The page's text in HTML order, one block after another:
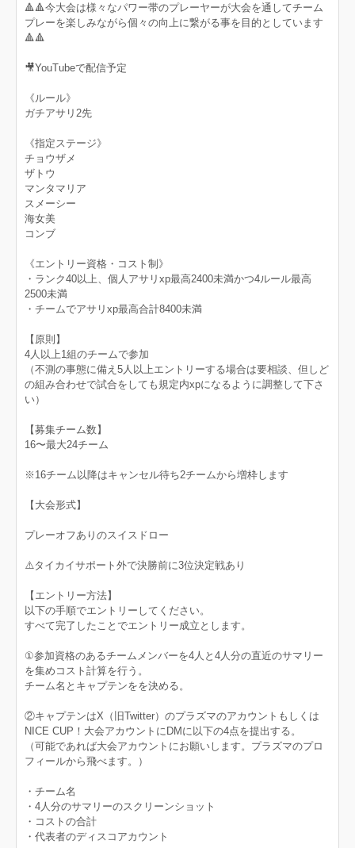
🔺🔺今大会は様々なパワー帯のプレーヤーが大会を通してチーム
プレーを楽しみながら個々の向上に繋がる事を目的としています
🔺🔺
🎥YouTubeで配信予定
《ルール》
ガチアサリ2先
《指定ステージ》
チョウザメ
ザトウ
マンタマリア
スメーシー
海女美
コンブ
《エントリー資格・コスト制》
・ランク40以上、個人アサリxp最高2400未満かつ4ルール最高
2500未満
・チームでアサリxp最高合計8400未満
【原則】
4人以上1組のチームで参加
（不測の事態に備え5人以上エントリーする場合は要相談、但しど
の組み合わせで試合をしても規定内xpになるように調整して下さ
い）
【募集チーム数】
16〜最大24チーム
※16チーム以降はキャンセル待ち2チームから増枠します
【大会形式】
プレーオフありのスイスドロー
⚠️タイカイサポート外で決勝前に3位決定戦あり
【エントリー方法】
以下の手順でエントリーしてください。
すべて完了したことでエントリー成立とします。
①参加資格のあるチームメンバーを4人と4人分の直近のサマリー
を集めコスト計算を行う。
チーム名とキャプテンをを決める。
②キャプテンはX（旧Twitter）のプラズマのアカウントもしくは
NICE CUP！大会アカウントにDMに以下の4点を提出する。
（可能であれば大会アカウントにお願いします。プラズマのプロ
フィールから飛べます。）
・チーム名
・4人分のサマリーのスクリーンショット
・コストの合計
・代表者のディスコアカウント